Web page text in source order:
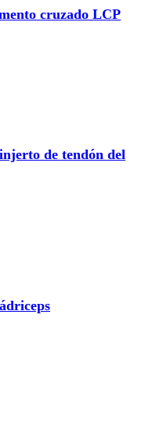
cruzado LCP
de tendón del